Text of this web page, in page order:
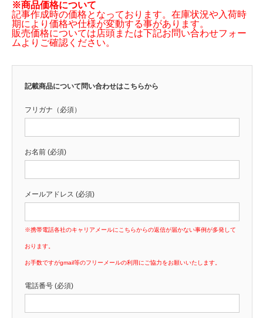
※商品価格について
記事作成時の価格となっております。在庫状況や入荷時
期により価格や仕様が変動する事があります。
販売価格については店頭または下記お問い合わせフォー
ムよりご確認ください。
記載商品について問い合わせはこちらから
フリガナ（必須）
お名前 (必須)
メールアドレス (必須)
※携帯電話各社のキャリアメールにこちらからの返信が届かない事例が多発して
おります。
お手数ですがgmail等のフリーメールの利用にご協力をお願いいたします。
電話番号 (必須)